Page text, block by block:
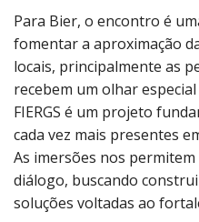
Para Bier, o encontro é
fomentar a aproximação
locais, principalmente as
recebem um olhar
FIERGS é um projeto
cada vez mais presentes
As imersões nos
diálogo, buscando
soluções voltadas ao